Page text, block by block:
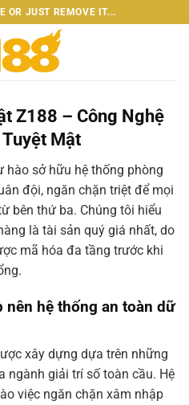
OR JUST REMOVE IT...
Z188 – Công Nghệ
Mật
hào sở hữu hệ thống phòng
đội, ngăn chặn triệt để mọi
bên thứ ba. Chúng tôi hiểu
là tài sản quý giá nhất, do
mã hóa đa tầng trước khi
hệ thống an toàn dữ
xây dựng dựa trên những
ngành giải trí số toàn cầu. Hệ
việc ngăn chặn xâm nhập